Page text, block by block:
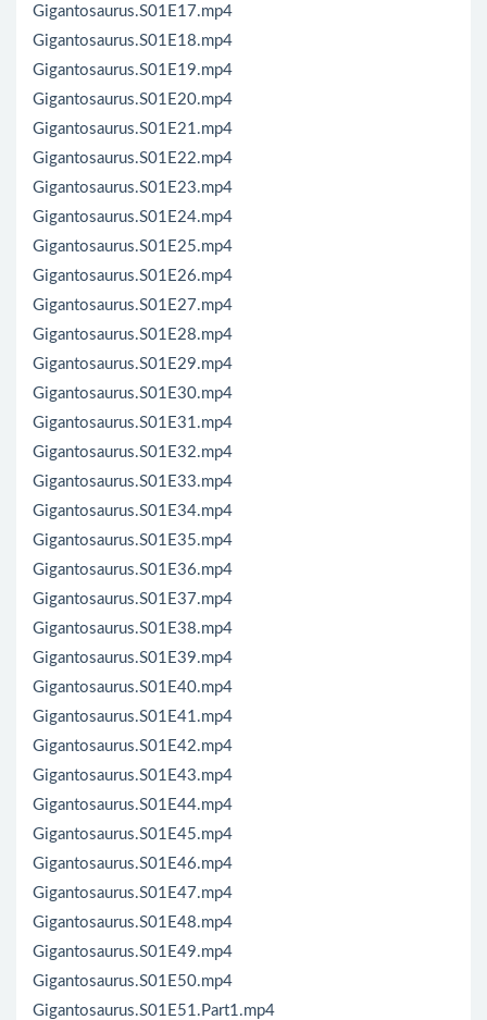
Gigantosaurus.S01E17.mp4
Gigantosaurus.S01E18.mp4
Gigantosaurus.S01E19.mp4
Gigantosaurus.S01E20.mp4
Gigantosaurus.S01E21.mp4
Gigantosaurus.S01E22.mp4
Gigantosaurus.S01E23.mp4
Gigantosaurus.S01E24.mp4
Gigantosaurus.S01E25.mp4
Gigantosaurus.S01E26.mp4
Gigantosaurus.S01E27.mp4
Gigantosaurus.S01E28.mp4
Gigantosaurus.S01E29.mp4
Gigantosaurus.S01E30.mp4
Gigantosaurus.S01E31.mp4
Gigantosaurus.S01E32.mp4
Gigantosaurus.S01E33.mp4
Gigantosaurus.S01E34.mp4
Gigantosaurus.S01E35.mp4
Gigantosaurus.S01E36.mp4
Gigantosaurus.S01E37.mp4
Gigantosaurus.S01E38.mp4
Gigantosaurus.S01E39.mp4
Gigantosaurus.S01E40.mp4
Gigantosaurus.S01E41.mp4
Gigantosaurus.S01E42.mp4
Gigantosaurus.S01E43.mp4
Gigantosaurus.S01E44.mp4
Gigantosaurus.S01E45.mp4
Gigantosaurus.S01E46.mp4
Gigantosaurus.S01E47.mp4
Gigantosaurus.S01E48.mp4
Gigantosaurus.S01E49.mp4
Gigantosaurus.S01E50.mp4
Gigantosaurus.S01E51.Part1.mp4